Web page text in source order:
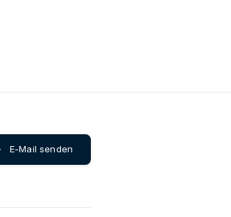
E-Mail senden